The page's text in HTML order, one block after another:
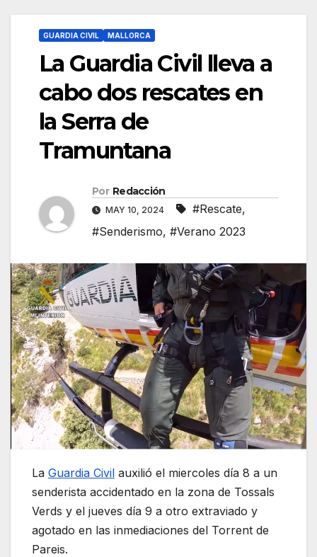
GUARDIA CIVIL MALLORCA
La Guardia Civil lleva a
cabo dos rescates en
la Serra de
Tramuntana
Por Redacción
MAY 10, 2024 #Rescate,
#Senderismo, #Verano 2023
La Guardia Civil auxilió el miercoles día 8 a un
senderista accidentado en la zona de Tossals
Verds y el jueves día 9 a otro extraviado y
agotado en las inmediaciones del Torrent de
Pareis.